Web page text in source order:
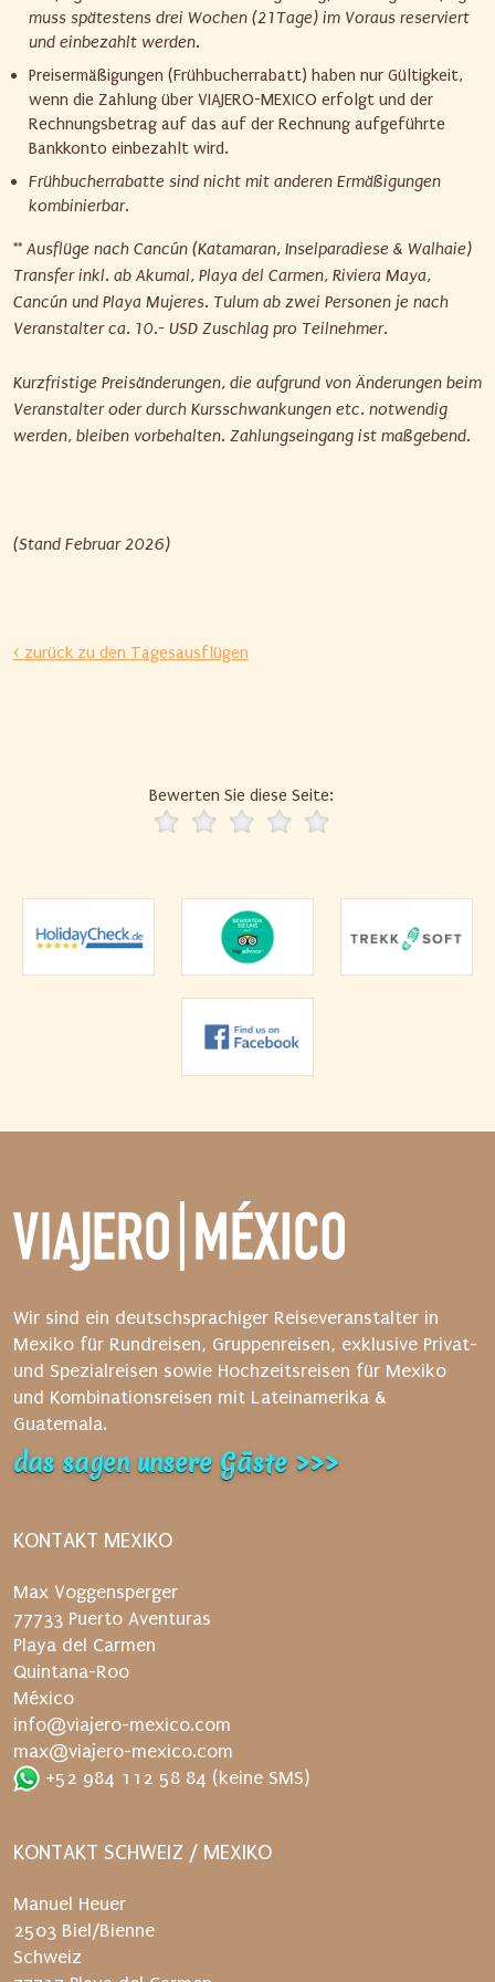
muss spätestens drei Wochen (21Tage) im Voraus reserviert
und einbezahlt werden.
Preisermäßigungen (Frühbucherrabatt) haben nur Gültigkeit,
wenn die Zahlung über VIAJERO-MEXICO erfolgt und der
Rechnungsbetrag auf das auf der Rechnung aufgeführte
Bankkonto einbezahlt wird.
Frühbucherrabatte sind nicht mit anderen Ermäßigungen
kombinierbar.
** Ausflüge nach Cancún (Katamaran, Inselparadiese & Walhaie)
Transfer inkl. ab Akumal, Playa del Carmen, Riviera Maya,
Cancún und Playa Mujeres. Tulum ab zwei Personen je nach
Veranstalter ca. 10.- USD Zuschlag pro Teilnehmer.
Kurzfristige Preisänderungen, die aufgrund von Änderungen beim
Veranstalter oder durch Kursschwankungen etc. notwendig
werden, bleiben vorbehalten. Zahlungseingang ist maßgebend.
(Stand Februar 2026)
< zurück zu den Tagesausflügen
Bewerten Sie diese Seite:
Wir sind ein deutschsprachiger Reiseveranstalter in
Mexiko für Rundreisen, Gruppenreisen, exklusive Privat-
und Spezialreisen sowie Hochzeitsreisen für Mexiko
und Kombinationsreisen mit Lateinamerika &
Guatemala.
das sagen unsere Gäste >>>
KONTAKT MEXIKO
Max Voggensperger
77733 Puerto Aventuras
Playa del Carmen
Quintana-Roo
México
info@viajero-mexico.com
max@viajero-mexico.com
+52 984 112 58 84 (keine SMS)
KONTAKT SCHWEIZ / MEXIKO
Manuel Heuer
2503 Biel/Bienne
Schweiz